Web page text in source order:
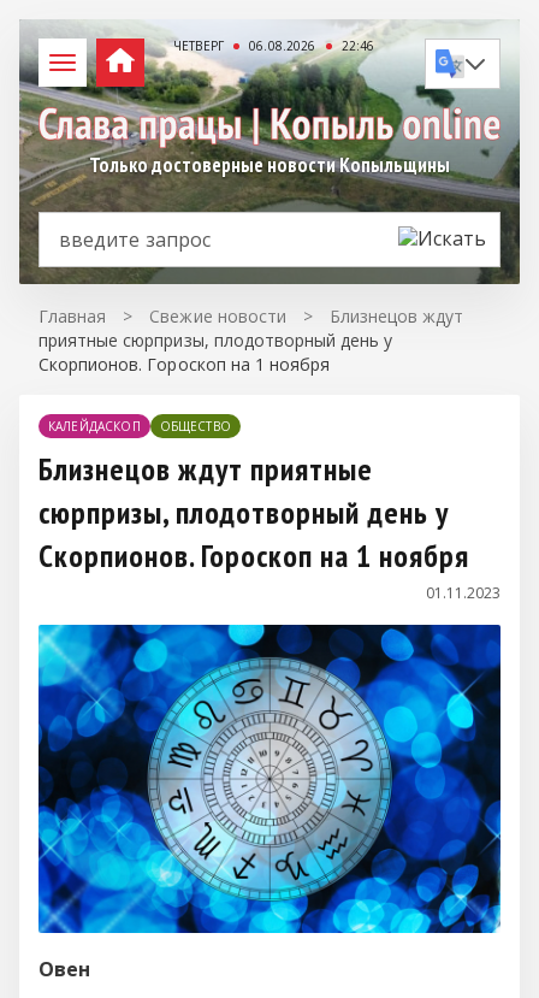
ЧЕТВЕРГ 06.08.2026 22:46
Только достоверные новости Копыльщины
Главная > Свежие новости >
Близнецов ждут
приятные сюрпризы, плодотворный день у
Скорпионов. Гороскоп на 1 ноября
КАЛЕЙДАСКОП ОБЩЕСТВО
Близнецов ждут приятные
сюрпризы, плодотворный день у
Скорпионов. Гороскоп на 1 ноября
01.11.2023
Овен